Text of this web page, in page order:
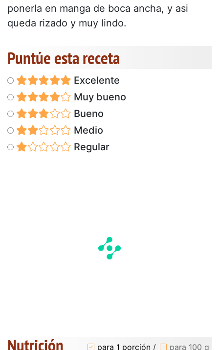
ponerla en manga de boca ancha, y asi
queda rizado y muy lindo.
Puntúe esta receta
Excelente
Muy bueno
Bueno
Medio
Regular
Nutrición para 1 porción / para 100 g